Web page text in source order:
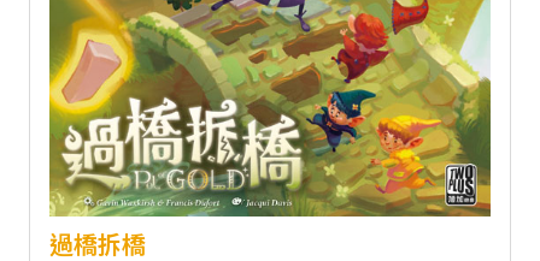
過橋拆橋